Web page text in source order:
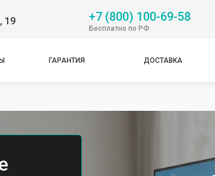
19 +7 (800) 100-69-58
Бесплатно по РФ
ГАРАНТИЯ ДОСТАВКА